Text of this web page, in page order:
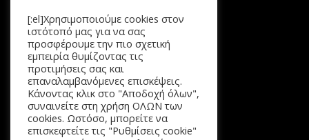
Αρχική
Προϊόντα
Καλάθι
Επικοινωνία
[:el]Χρησιμοποιούμε cookies στον
ιστότοπό μας για να σας
προσφέρουμε την πιο σχετική
εμπειρία θυμίζοντας τις
προτιμήσεις σας και
επαναλαμβανόμενες επισκέψεις.
Κάνοντας κλικ στο "Αποδοχή όλων",
συναινείτε στη χρήση ΟΛΩΝ των
cookies. Ωστόσο, μπορείτε να
επισκεφτείτε τις "Ρυθμίσεις cookie"